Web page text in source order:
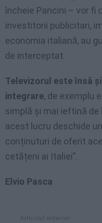
încheie Pancini – vor fi
investitorii publicitari,
economia italiană, au
de interceptat.
Televizorul este însă
integrare, de exemplu
simplă și mai ieftină de
acest lucru deschide
conținuturi de oferit
cetățeni ai Italiei”.
Elvio Pasca
Articolul anterior